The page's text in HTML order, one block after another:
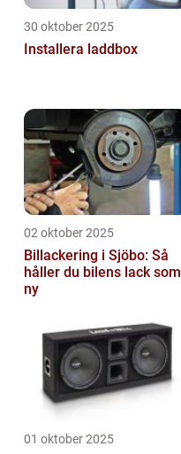
30 oktober 2025
Installera laddbox
02 oktober 2025
Billackering i Sjöbo: Så
håller du bilens lack som
ny
01 oktober 2025